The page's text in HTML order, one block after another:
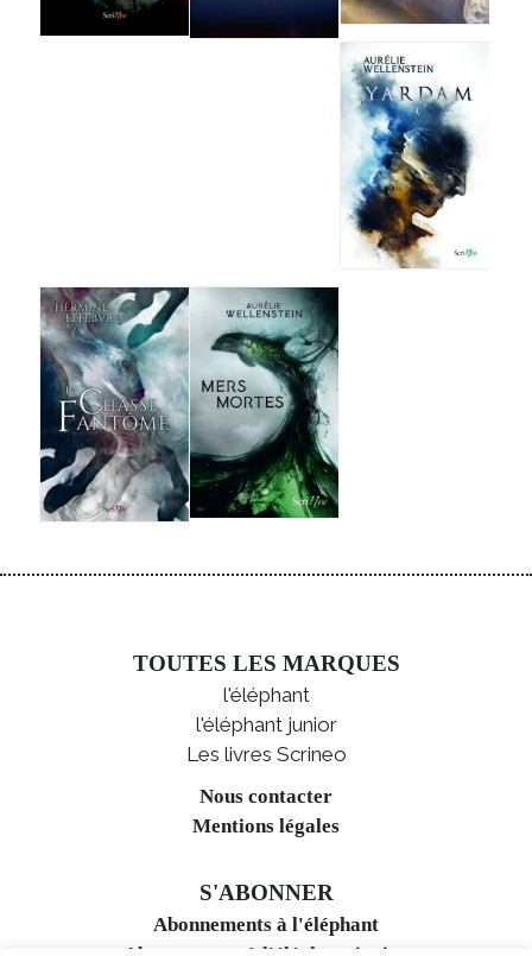
TOUTES LES MARQUES
l'éléphant
l'éléphant junior
Les livres Scrineo
Nous contacter
Mentions légales
S'ABONNER
Abonnements à l'éléphant